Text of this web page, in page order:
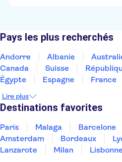
Pays les plus recherchés
Andorre Albanie
Canada
Suisse
Égypte
Espagne France
Thaïlande
Tunisie
Lire plus
Destinations favorites
Paris Malaga Barcelone
Amsterdam
Bordeaux
Lanzarote
Milan Lisbonne